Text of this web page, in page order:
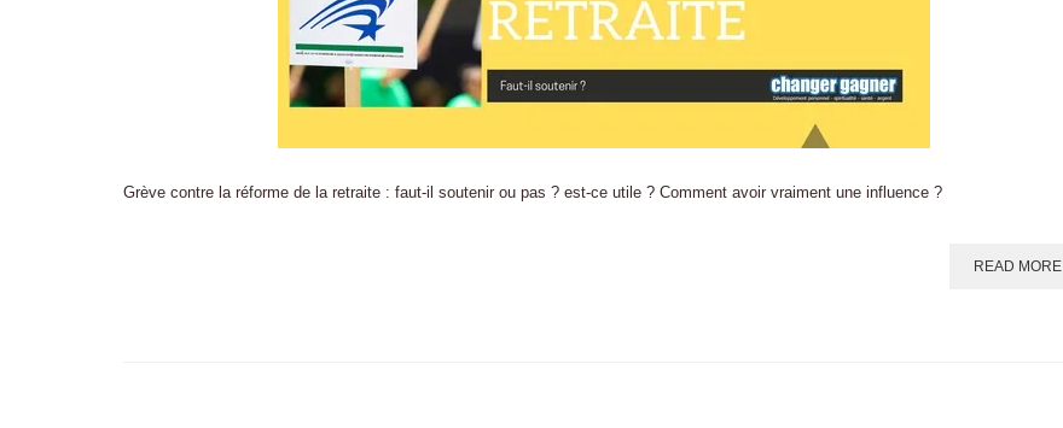
Grève contre la réforme de la retraite : faut-il soutenir ou pas ? est-ce utile ? Comment avoir vraiment une influence ?
READ MORE